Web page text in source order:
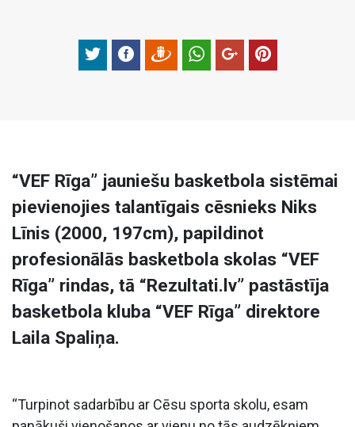
“VEF Rīga” jauniešu basketbola sistēmai
pievienojies talantīgais cēsnieks Niks
Līnis (2000, 197cm), papildinot
profesionālās basketbola skolas “VEF
Rīga” rindas, tā “Rezultati.lv” pastāstīja
basketbola kluba “VEF Rīga” direktore
Laila Spaliņa.
“Turpinot sadarbību ar Cēsu sporta skolu, esam